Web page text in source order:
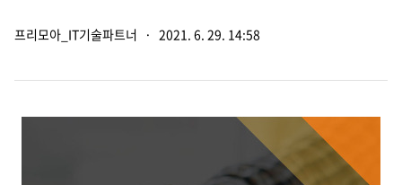
프리모아_IT기술파트너 · 2021. 6. 29. 14:58